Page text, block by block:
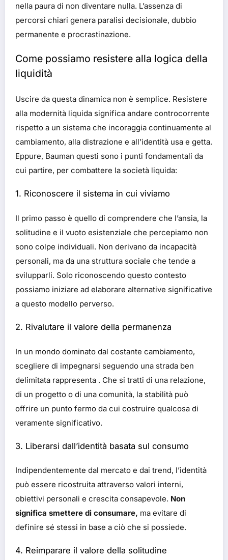
nella paura di non diventare nulla. L’assenza di
percorsi chiari genera paralisi decisionale, dubbio
permanente e procrastinazione.
Come possiamo resistere alla logica della
liquidità
Uscire da questa dinamica non è semplice. Resistere
alla modernità liquida significa andare controcorrente
rispetto a un sistema che incoraggia continuamente al
cambiamento, alla distrazione e all’identità usa e getta.
Eppure, Bauman questi sono i punti fondamentali da
cui partire, per combattere la società liquida:
1. Riconoscere il sistema in cui viviamo
Il primo passo è quello di comprendere che l’ansia, la
solitudine e il vuoto esistenziale che percepiamo non
sono colpe individuali. Non derivano da incapacità
personali, ma da una struttura sociale che tende a
svilupparli. Solo riconoscendo questo contesto
possiamo iniziare ad elaborare alternative significative
a questo modello perverso.
2. Rivalutare il valore della permanenza
In un mondo dominato dal costante cambiamento,
scegliere di impegnarsi seguendo una strada ben
delimitata rappresenta . Che si tratti di una relazione,
di un progetto o di una comunità, la stabilità può
offrire un punto fermo da cui costruire qualcosa di
veramente significativo.
3. Liberarsi dall’identità basata sul consumo
Indipendentemente dal mercato e dai trend, l’identità
può essere ricostruita attraverso valori interni,
obiettivi personali e crescita consapevole. Non
significa smettere di consumare, ma evitare di
definire sé stessi in base a ciò che si possiede.
4. Reimparare il valore della solitudine